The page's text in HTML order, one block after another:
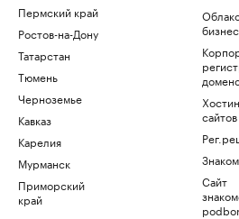
Пермский край
Ростов-на-Дону
Татарстан
Тюмень
Черноземье
Кавказ
Карелия
Мурманск
Приморский
край
сайтов
Сайт